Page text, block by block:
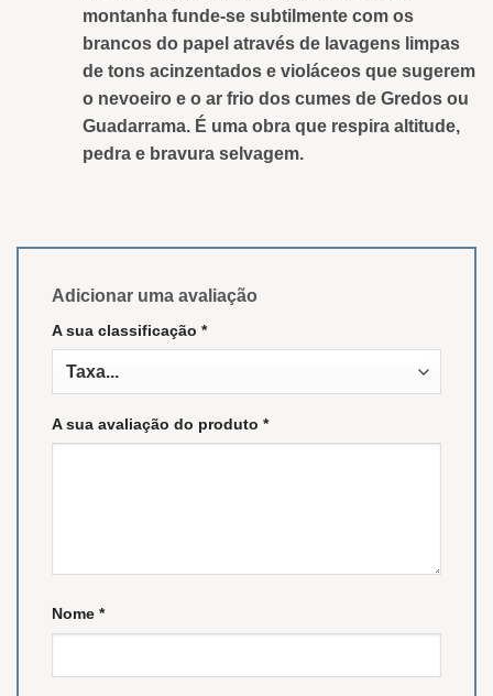
montanha funde-se subtilmente com os
brancos do papel através de lavagens limpas
de tons acinzentados e violáceos que sugerem
o nevoeiro e o ar frio dos cumes de Gredos ou
Guadarrama. É uma obra que respira altitude,
pedra e bravura selvagem.
Adicionar uma avaliação
A sua classificação *
A sua avaliação do produto *
Nome *